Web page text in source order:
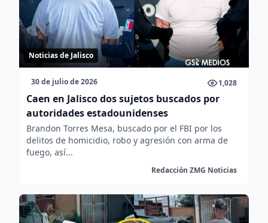
Noticias de Jalisco
30 de julio de 2026 1,028
Caen en Jalisco dos sujetos buscados por
autoridades estadounidenses
Brandon Torres Mesa, buscado por el FBI por los
delitos de homicidio, robo y agresión con arma de
fuego, así...
Redacción ZMG Noticias